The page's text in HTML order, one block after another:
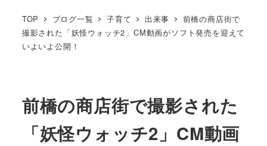
TOP ブログ一覧 子育て 出来事
前橋の商店街で
撮影された「妖怪ウォッチ2」CM動画がソフト発売を迎えて
いよいよ公開！
前橋の商店街で撮影された
「妖怪ウォッチ2」CM動画